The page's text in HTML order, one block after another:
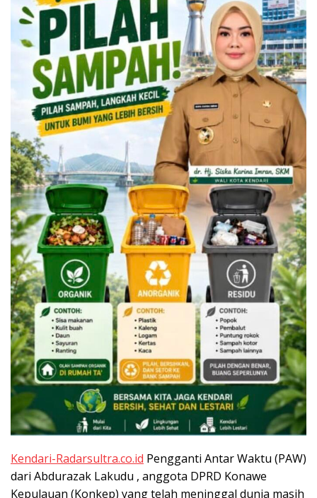
Kendari-Radarsultra.co.id Pengganti Antar Waktu (PAW)
dari Abdurazak Lakudu , anggota DPRD Konawe
Kepulauan (Konkep) yang telah meninggal dunia masih